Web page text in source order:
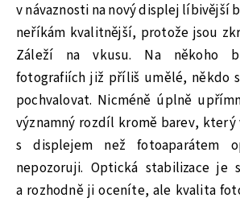
v návaznosti na nový displej líbivější
neříkám kvalitnější, protože jsou
Záleží na vkusu. Na někoho
fotografiích již příliš umělé, někdo
pochvalovat. Nicméně úplně
významný rozdíl kromě barev, který
s displejem než fotoaparátem
nepozoruji. Optická stabilizace je
a rozhodně ji oceníte, ale kvalita